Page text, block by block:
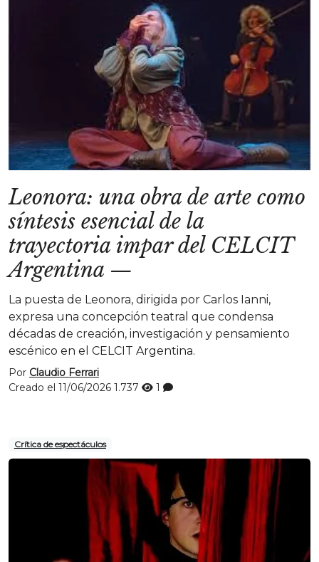
Leonora: una obra de arte como
síntesis esencial de la
trayectoria impar del CELCIT
Argentina —
La puesta de Leonora, dirigida por Carlos Ianni,
expresa una concepción teatral que condensa
décadas de creación, investigación y pensamiento
escénico en el CELCIT Argentina.
Por Claudio Ferrari
Creado el 11/06/2026 1.737 1
Crítica de espectáculos